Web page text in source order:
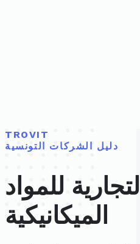
TROVIT
دليل الشركات التونسية
للمواد
الميكانيكية